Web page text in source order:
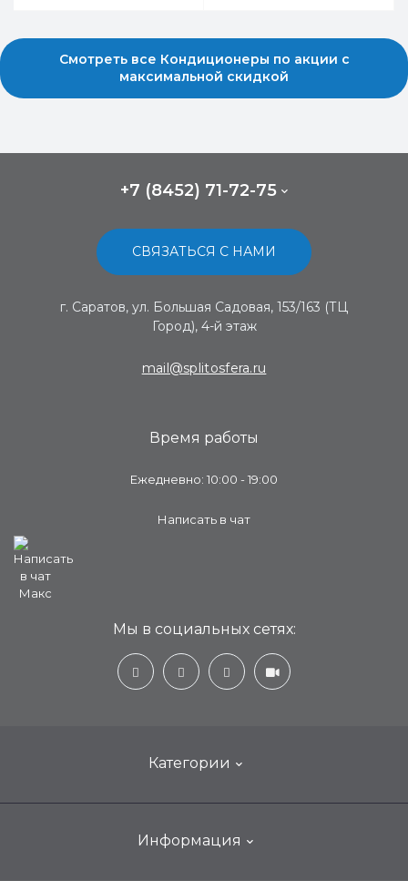
Смотреть все Кондиционеры по акции с
максимальной скидкой
+7 (8452) 71-72-75
СВЯЗАТЬСЯ С НАМИ
г. Саратов, ул. Большая Садовая, 153/163 (ТЦ
Город), 4-й этаж
mail@splitosfera.ru
Категории
Настенные кондиционеры для дома
Информация
Время работы
Ежедневно: 10:00 - 19:00
Написать в чат
Мы в социальных сетях: